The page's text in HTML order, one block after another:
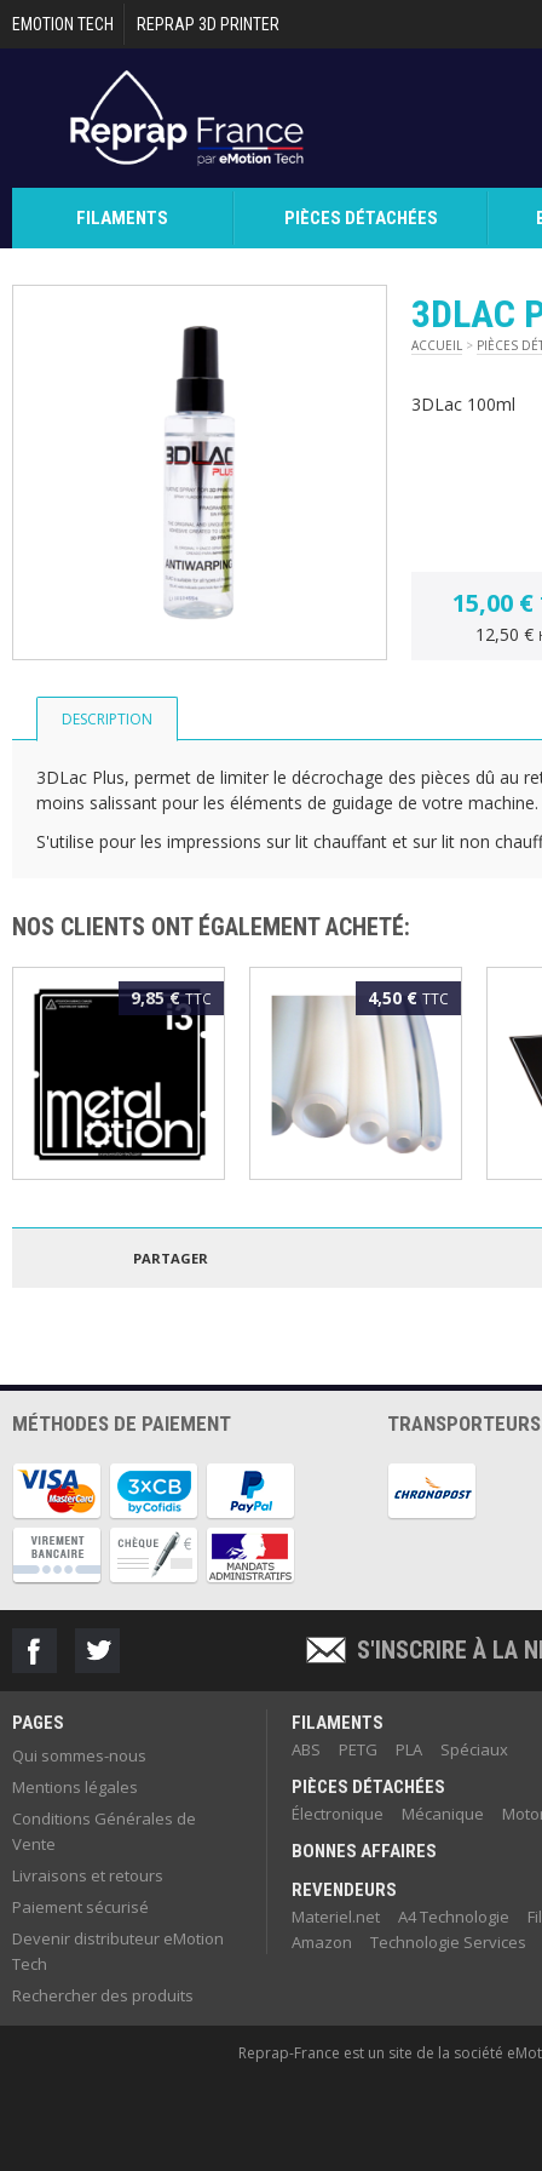
Aller au contenu principal
EMOTION TECH REPRAP 3D PRINTER
FILAMENTS PIÈCES DÉTACHÉES
3DLAC
ACCUEIL > PIÈCES
3DLac 100ml
15,00 €
12,50 €
DESCRIPTION
3DLac Plus, permet de limiter le décrochage des pièces dû au
moins salissant pour les éléments de guidage de votre machine.
S'utilise pour les impressions sur lit chauffant et sur lit non
NOS CLIENTS ONT ÉGALEMENT ACHETÉ:
9,85 €TTC
214x214mm
4,50 € TTC
PARTAGER
MÉTHODES DE PAIEMENT TRANSPORTEURS
S'INSCRIRE À LA
PAGES
Qui sommes-nous
Mentions légales
Conditions Générales de
Vente
Livraisons et retours
Paiement sécurisé
Devenir distributeur eMotion
Tech
Rechercher des produits
FILAMENTS
ABS
PETG PLA
Spéciaux
PIÈCES DÉTACHÉES
Électronique
Mécanique
BONNES AFFAIRES
REVENDEURS
Materiel.net
A4 Technologie
Amazon
Technologie Services
Reprap-France est un site de la société